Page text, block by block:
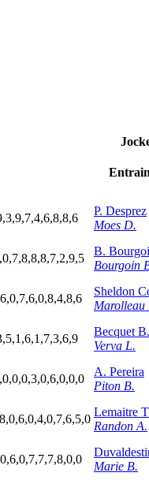
P. Desprez
Moes D.
B.
Bourgoin
Sheldon
Marolleau
Becquet B.
Verva L.
A. Pereira
Piton B.
Lemaitre
Randon A.
Marie B.